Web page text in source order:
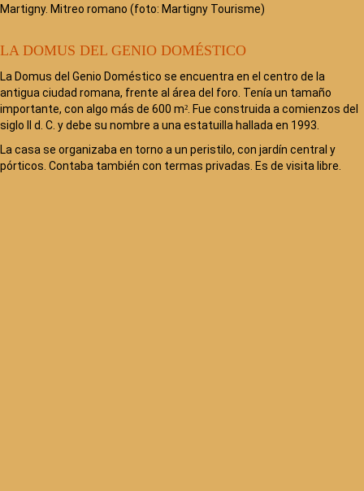
Martigny. Mitreo romano (foto: Martigny Tourisme)
LA DOMUS DEL GENIO DOMÉSTICO
La Domus del Genio Doméstico se encuentra en el centro de la
antigua ciudad romana, frente al área del foro. Tenía un tamaño
importante, con algo más de 600 m². Fue construida a comienzos del
siglo II d. C. y debe su nombre a una estatuilla hallada en 1993.
La casa se organizaba en torno a un peristilo, con jardín central y
pórticos. Contaba también con termas privadas. Es de visita libre.